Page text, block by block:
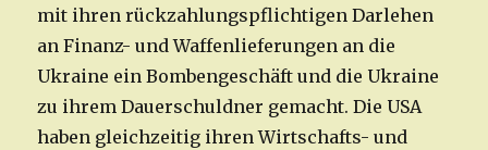
mit ihren rückzahlungspflichtigen Darlehen
an Finanz- und Waffenlieferungen an die
Ukraine ein Bombengeschäft und die Ukraine
zu ihrem Dauerschuldner gemacht. Die USA
haben gleichzeitig ihren Wirtschafts- und